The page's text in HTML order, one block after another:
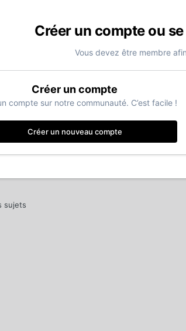
Créer un compte ou
Vous devez être membre
Créer un compte
compte sur notre communauté. C’est facile !
Créer un nouveau compte
sujets